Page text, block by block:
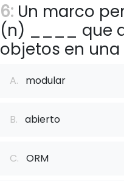
6: Un marco
(n) ____ que
objetos en
A. modular
B. abierto
C. ORM